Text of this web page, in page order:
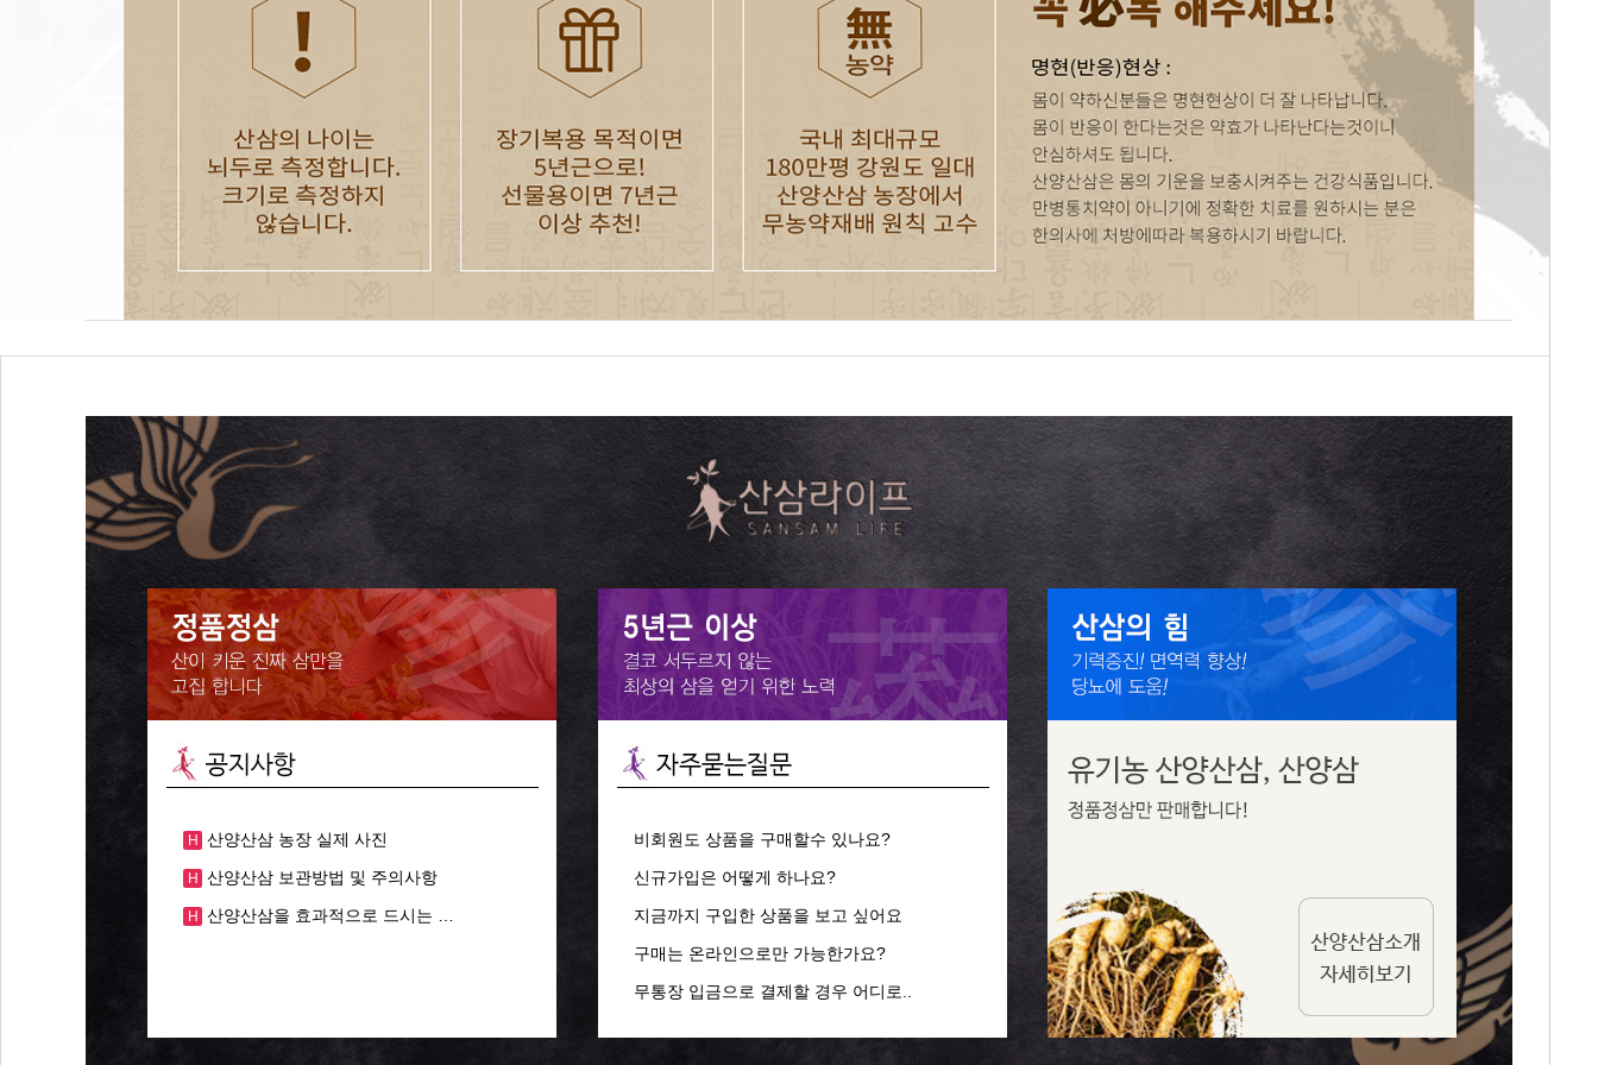
H 산양산삼 농장 실제 사진
H 산양산삼 보관방법 및 주의사항
H 산양산삼을 효과적으로 드시는 …
비회원도 상품을 구매할수 있나요?
신규가입은 어떻게 하나요?
지금까지 구입한 상품을 보고 싶어요
구매는 온라인으로만 가능한가요?
무통장 입금으로 결제할 경우 어디로..